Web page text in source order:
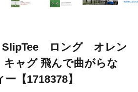
ロング オレン
ャグ 飛んで曲がらな
【1718378】